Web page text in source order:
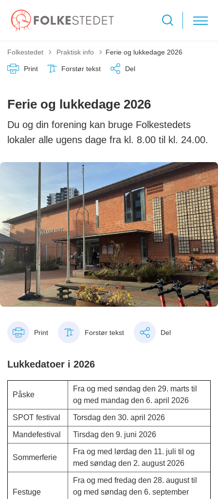
Folkestedet Tilbage til
Praktisk info Ferie og lukkedage 2026
Print Forstør tekst Del
Ferie og lukkedage 2026
Du og din forening kan bruge Folkestedets
lokaler alle ugens dage fra kl. 8.00 til kl. 24.00.
Print Forstør tekst Del
Lukkedatoer i 2026
Påske
Fra og med søndag den 29. marts til
og med mandag den 6. april 2026
SPOT festival Torsdag den 30. april 2026
Mandefestival Tirsdag den 9. juni 2026
Sommerferie
Fra og med lørdag den 11. juli til og
med søndag den 2. august 2026
Festuge
Fra og med fredag den 28. august til
og med søndag den 6. september